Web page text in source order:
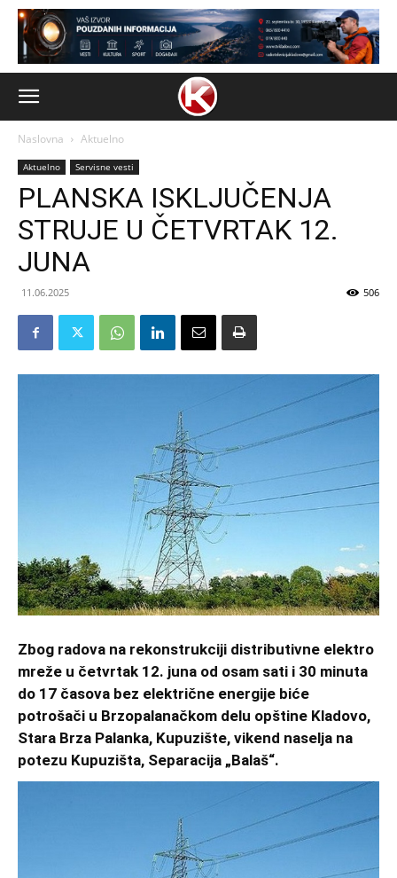
Naslovna Aktuelno
Aktuelno Servisne vesti
PLANSKA ISKLJUČENJA
STRUJE U ČETVRTAK 12.
JUNA
11.06.2025 506
Zbog radova na rekonstrukciji distributivne elektro
mreže u četvrtak 12. juna od osam sati i 30 minuta
do 17 časova bez električne energije biće
potrošači u Brzopalanačkom delu opštine Kladovo,
Stara Brza Palanka, Kupuzište, vikend naselja na
potezu Kupuzišta, Separacija „Balaš“.